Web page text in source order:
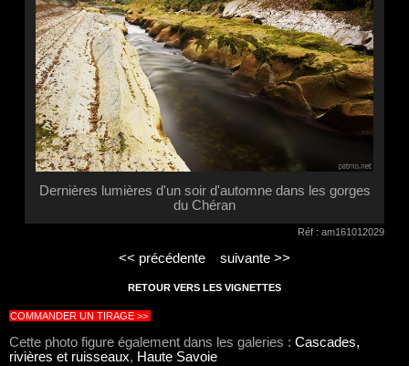
Dernières lumières d'un soir d'automne dans les gorges
du Chéran
Réf : am161012029
<< précédente suivante >>
RETOUR VERS LES VIGNETTES
COMMANDER UN TIRAGE >>
Cette photo figure également dans les galeries : Cascades,
rivières et ruisseaux, Haute Savoie